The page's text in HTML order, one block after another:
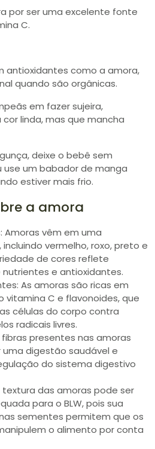
por ser uma excelente fonte
C.
antioxidantes como a amora,
quando são orgânicas.
em fazer sujeira,
linda, mas que mancha
deixe o bebê sem
use um babador de manga
estiver mais frio.
a amora
Amoras vêm em uma
vermelho, roxo, preto e
de cores reflete
e antioxidantes.
As amoras são ricas em
vitamina C e flavonoides, que
células do corpo contra
radicais livres.
fibras presentes nas amoras
digestão saudável e
do sistema digestivo
textura das amoras pode ser
para o BLW, pois sua
sementes permitem que os
o alimento por conta